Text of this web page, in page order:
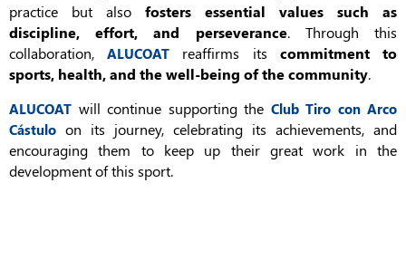
practice but also fosters essential values such as
discipline, effort, and perseverance. Through this
collaboration,ALUCOAT reaffirms its commitment to
sports, health, and the well-being of the community.
ALUCOAT will continue supporting the Club Tiro con Arco
Cástulo on its journey, celebrating its achievements, and
encouraging them to keep up their great work in the
development of this sport.